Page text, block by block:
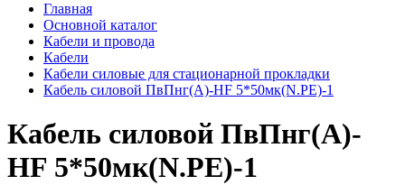
Главная
Основной каталог
Кабели и провода
Кабели
Кабели силовые для стационарной прокладки
Кабель силовой ПвПнг(А)-HF 5*50мк(N.PE)-1
Кабель силовой ПвПнг(А)-
HF 5*50мк(N.PE)-1